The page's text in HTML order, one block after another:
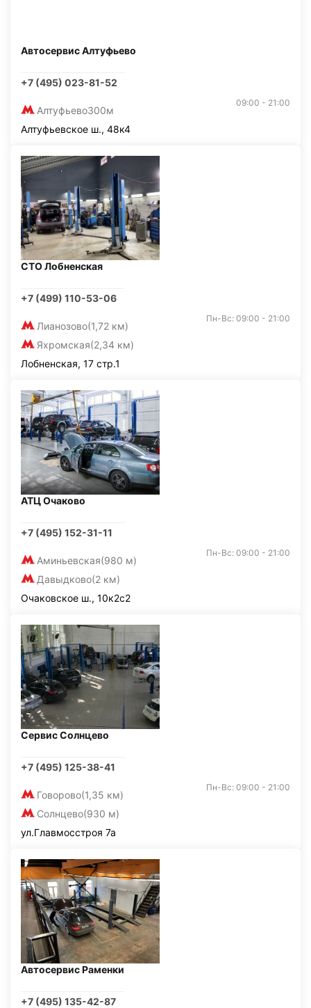
Автосервис Алтуфьево
+7 (495) 023-81-52
Алтуфьево300м
09:00 - 21:00
Алтуфьевское ш., 48к4
СТО Лобненская
+7 (499) 110-53-06
Лианозово(1,72 км)
Яхромская(2,34 км)
Пн-Вс: 09:00 - 21:00
Лобненская, 17 стр.1
АТЦ Очаково
+7 (495) 152-31-11
Аминьевская(980 м)
Давыдково(2 км)
Пн-Вс: 09:00 - 21:00
Очаковское ш., 10к2с2
Сервис Солнцево
+7 (495) 125-38-41
Говорово(1,35 км)
Солнцево(930 м)
Пн-Вс: 09:00 - 21:00
ул.Главмосстроя 7а
Автосервис Раменки
+7 (495) 135-42-87